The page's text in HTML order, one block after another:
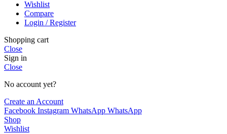
Wishlist
Compare
Login / Register
Shopping cart
Close
Sign in
Close
No account yet?
Create an Account
Facebook Instagram WhatsApp WhatsApp
Shop
Wishlist